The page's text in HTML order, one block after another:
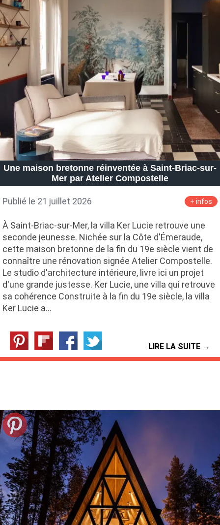
Une maison bretonne réinventée à Saint-Briac-sur-
Mer par Atelier Compostelle
Publié le 21 juillet 2026 + infos
À Saint-Briac-sur-Mer, la villa Ker Lucie retrouve une
seconde jeunesse. Nichée sur la Côte d'Émeraude,
cette maison bretonne de la fin du 19e siècle vient de
connaître une rénovation signée Atelier Compostelle.
Le studio d'architecture intérieure, livre ici un projet
d'une grande justesse. Ker Lucie, une villa qui retrouve
sa cohérence Construite à la fin du 19e siècle, la villa
Ker Lucie a…
LIRE LA SUITE →